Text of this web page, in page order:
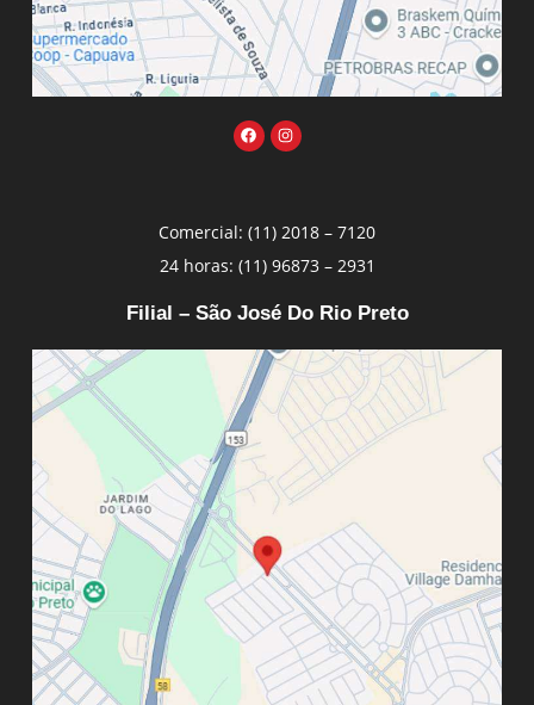
Comercial: (11) 2018 – 7120
24 horas: (11) 96873 – 2931
Filial – São José Do Rio Preto